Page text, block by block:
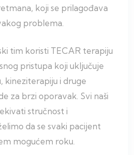
koji se prilagođava
problema.
tim koristi TECAR terapiju
pristupa koji uključuje
kineziterapiju i druge
za brzi oporavak. Svi naši
stručnost i
da se svaki pacijent
mogućem roku.